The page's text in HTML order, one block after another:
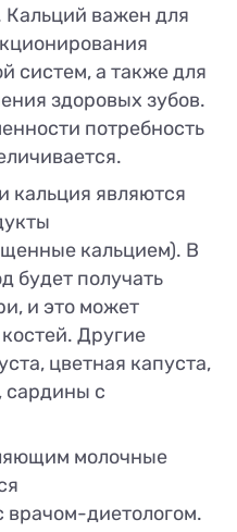
важен для
систем, а также для
здоровых зубов.
потребность
кальция являются
кальцием). В
будет получать
и это может
Другие
цветная капуста,
сардины с
молочные
врачом-диетологом.